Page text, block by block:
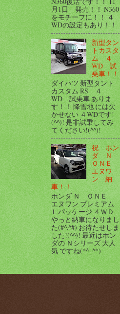
月1日 発売！！ N360
をモチーフに！！ ４
WDの設定もあり！！
新型タン
トカスタ
ム ４
WD 試
乗車！！
ダイハツ 新型タント
カスタム RS ４
WD 試乗車 ありま
す！！ 降雪地 には欠
かせない ４WDです!
(^^)! 是非試乗してみ
てください!(^^)!
祝 ホン
ダ Ｎ
ＯＮＥ
エヌワ
ン 納
車！！
ホンダ Ｎ ＯＮＥ
エヌワン プレミアム
Ｌパッケージ ４ＷＤ
やっと納車になりまし
た(#^.^#) お待たせしま
した!(^^)! 最近はホン
ダの Ｎシリーズ 大人
気 ですね(*^_^*)